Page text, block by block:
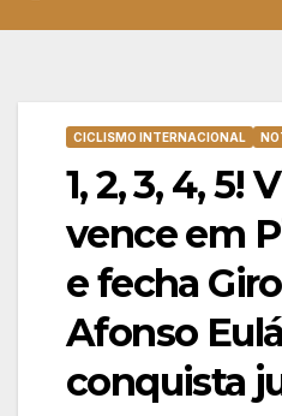
CICLISMO INTERNACIONAL
1, 2, 3, 4, 5!
vence em
e fecha
Afonso
conquista